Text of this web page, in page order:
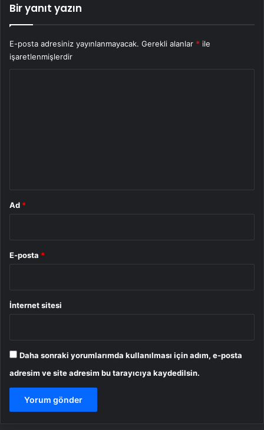
Bir yanıt yazın
E-posta adresiniz yayınlanmayacak. Gerekli alanlar * ile
işaretlenmişlerdir
Ad *
E-posta *
İnternet sitesi
Daha sonraki yorumlarımda kullanılması için adım, e-posta
adresim ve site adresim bu tarayıcıya kaydedilsin.